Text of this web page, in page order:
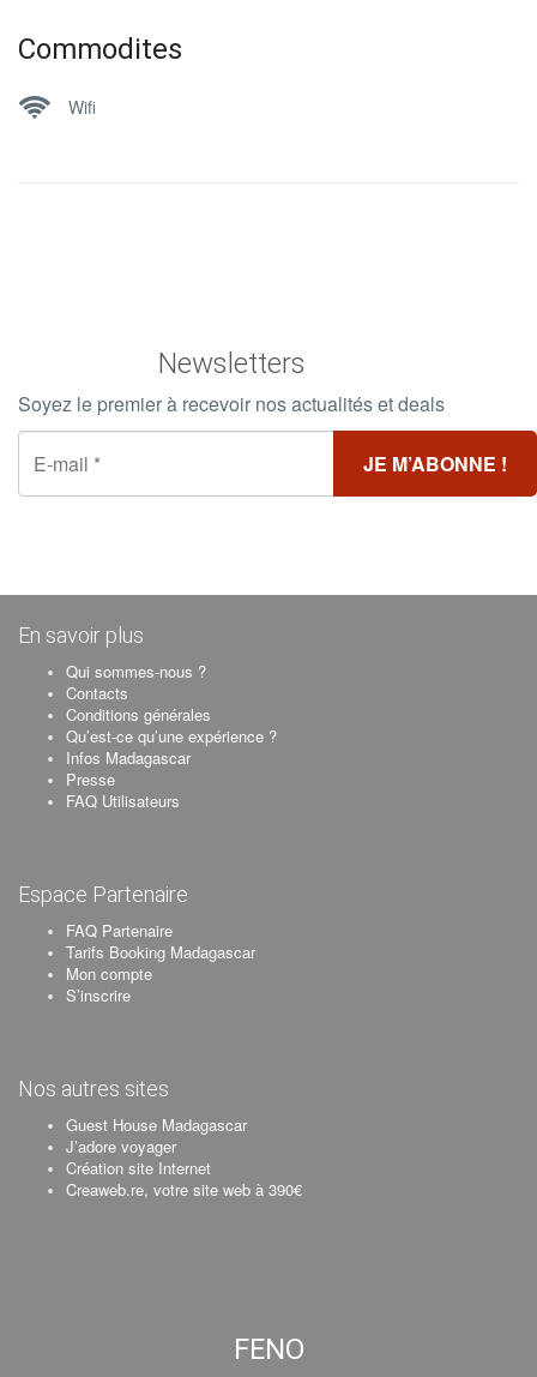
Commodites
Wifi
Newsletters
Soyez le premier à recevoir nos actualités et deals
En savoir plus
Qui sommes-nous ?
Contacts
Conditions générales
Qu’est-ce qu’une expérience ?
Infos Madagascar
Presse
FAQ Utilisateurs
Espace Partenaire
FAQ Partenaire
Tarifs Booking Madagascar
Mon compte
S’inscrire
Nos autres sites
Guest House Madagascar
J’adore voyager
Création site Internet
Creaweb.re, votre site web à 390€
FENO